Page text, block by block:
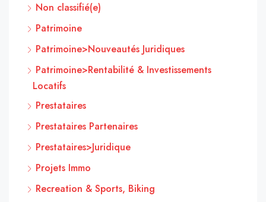
Non classifié(e)
Patrimoine
Patrimoine>Nouveautés Juridiques
Patrimoine>Rentabilité & Investissements
Locatifs
Prestataires
Prestataires Partenaires
Prestataires>Juridique
Projets Immo
Recreation & Sports, Biking